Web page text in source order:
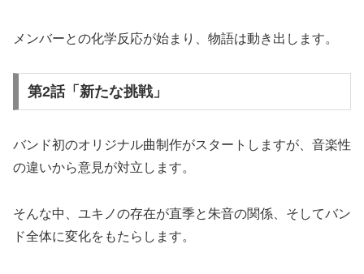
メンバーとの化学反応が始まり、物語は動き出します。
第2話「新たな挑戦」
バンド初のオリジナル曲制作がスタートしますが、音楽性
の違いから意見が対立します。
そんな中、ユキノの存在が直季と朱音の関係、そしてバン
ド全体に変化をもたらします。